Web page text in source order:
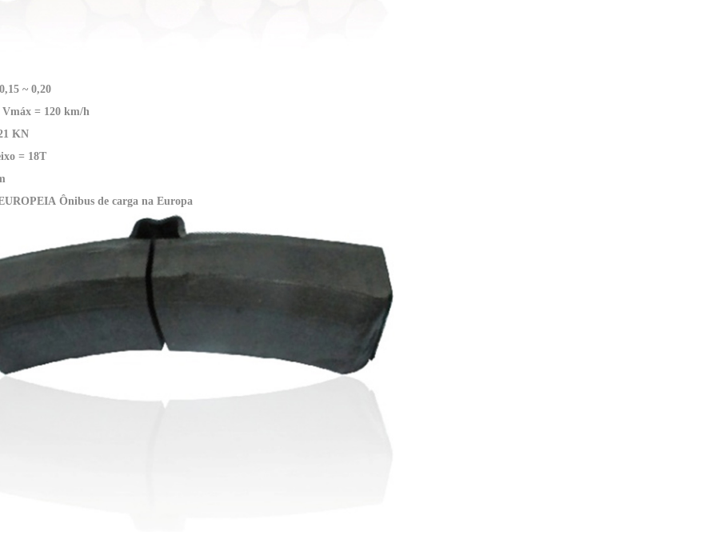
~ 0,20
Vmáx = 120 km/h
KN
= 18T
Ônibus de carga na Europa